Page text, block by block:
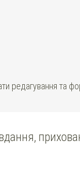
редагування та